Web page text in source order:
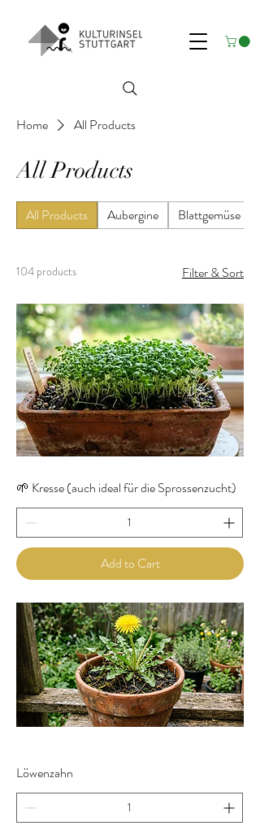
Home All Products
All Products
All Products Aubergine Blattgemüse
104 products Filter & Sort
🌱 Kresse (auch ideal für die Sprossenzucht)
Add to Cart
Löwenzahn